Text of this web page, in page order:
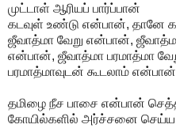
முட்டாள் ஆரியப் பார்ப்பான்
கடவுள் உண்டு என்பான், தானே
ஜீவாத்மா வேறு என்பான்,
என்பான், ஜீவாத்மா பரமாத்மா
பரமாத்மாவுடன் கூடலாம்
தமிழை நீச பாசை என்பான்
கோயில்களில் அர்ச்சனை